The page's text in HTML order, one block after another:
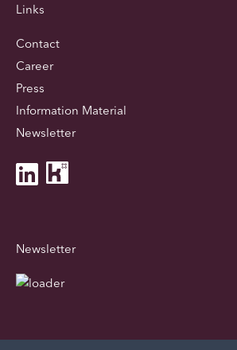
Links
Contact
Career
Press
Information Material
Newsletter
Newsletter